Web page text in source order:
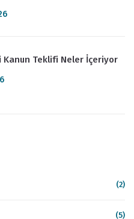
Kanun Teklifi Neler İçeriyor
(2)
(5)